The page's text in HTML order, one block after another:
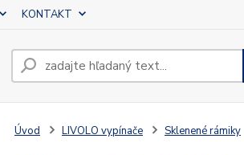
KONTAKT
Úvod LIVOLO vypínače Sklenené rámiky